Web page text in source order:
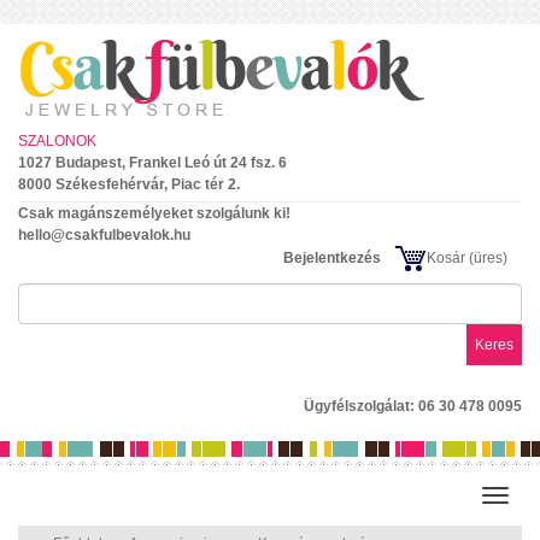
SZALONOK
1027 Budapest, Frankel Leó út 24 fsz. 6
8000 Székesfehérvár, Piac tér 2.
Csak magánszemélyeket szolgálunk ki!
hello@csakfulbevalok.hu
Bejelentkezés
Kosár (üres)
Keres
Ügyfélszolgálat: 06 30 478 0095